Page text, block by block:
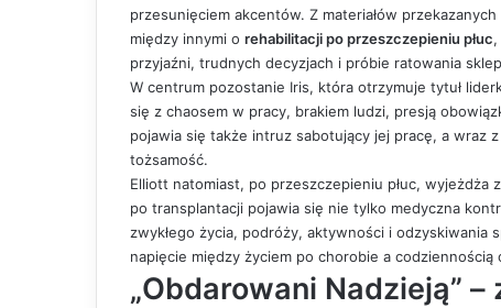
przesunięciem akcentów. Z materiałów
między innymi o rehabilitacji po przeszczepieniu płuc,
przyjaźni, trudnych decyzjach i próbie ratowania
W centrum pozostanie Iris, która otrzymuje tytuł
się z chaosem w pracy, brakiem ludzi, presją
pojawia się także intruz sabotujący jej pracę, a wraz
tożsamość.
Elliott natomiast, po przeszczepieniu płuc, wyjeżdża
po transplantacji pojawia się nie tylko medyczna
zwykłego życia, podróży, aktywności i
napięcie między życiem po chorobie a
„Obdarowani Nadzieją”